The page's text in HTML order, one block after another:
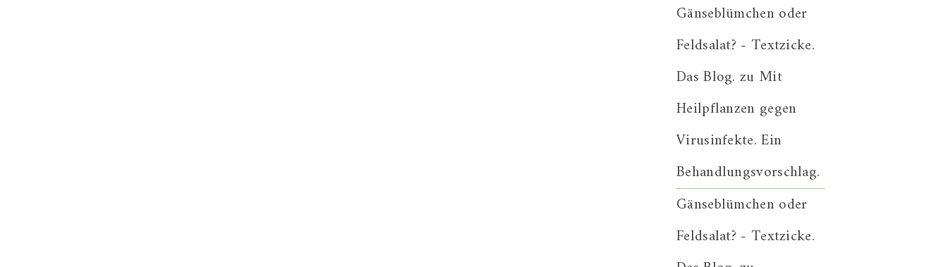
Gänseblümchen oder
Feldsalat? - Textzicke.
Das Blog. zu Mit
Heilpflanzen gegen
Virusinfekte. Ein
Behandlungsvorschlag.
Gänseblümchen oder
Feldsalat? - Textzicke.